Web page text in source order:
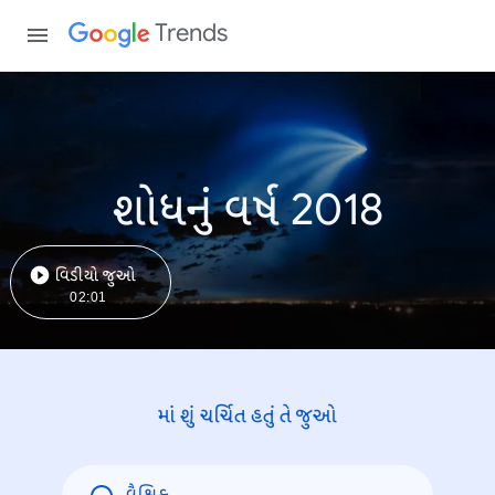
Trends
શોધનું વર્ષ 2018
વિડીયો જુઓ
02:01
માં શું ચર્ચિત હતું તે જુઓ